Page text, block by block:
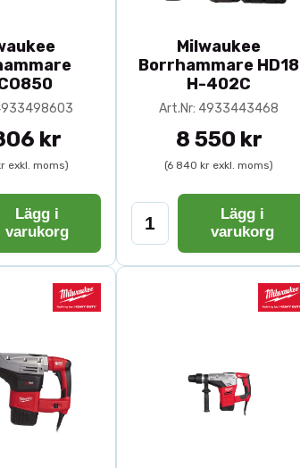
kr
exkl. moms)
Lägg i
varukorg
Milwaukee
Borrhammare HD18
H-402C
Art.Nr: 4933443468
8 550 kr
(6 840 kr exkl. moms)
Lägg i
varukorg